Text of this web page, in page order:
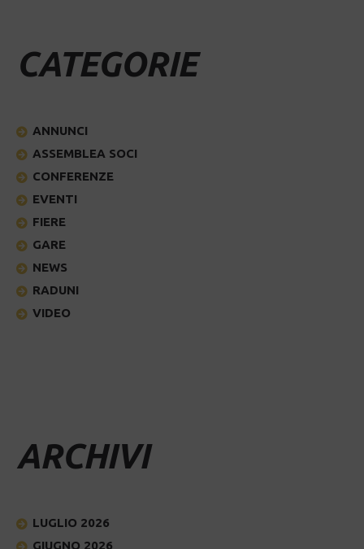
CATEGORIE
ANNUNCI
ASSEMBLEA SOCI
CONFERENZE
EVENTI
FIERE
GARE
NEWS
RADUNI
VIDEO
ARCHIVI
LUGLIO 2026
GIUGNO 2026